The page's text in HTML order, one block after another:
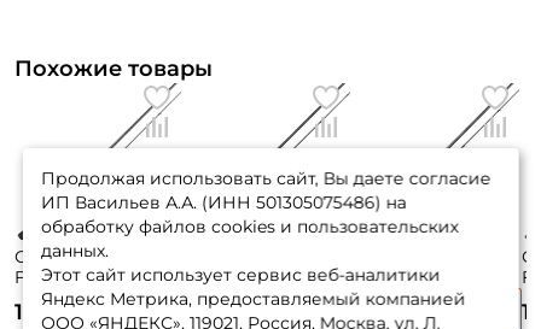
Похожие товары
Спиннинг Zetrix
Flair 221см. 0,8-7гр.
74гр. fast / FLS-
732UL-T
12 900 ₽
Gancho 2023 213см.
10,5-32гр. 129гр.
fast / GAS702MMHF
8 570 ₽
Hayron 213см. 10-
35гр. 117гр. fast
/HRS-702MH 2nd
9 490 ₽
Продолжая использовать сайт, Вы даете согласие
ИП Васильев А.А. (ИНН 501305075486) на
обработку файлов cookies и пользовательских
данных.
Этот сайт использует сервис веб-аналитики
Яндекс Метрика, предоставляемый компанией
ООО «ЯНДЕКС», 119021, Россия, Москва, ул. Л.